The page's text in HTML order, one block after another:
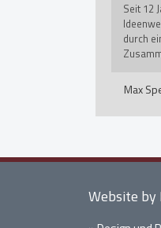
Seit 12
durch
Max
Website by